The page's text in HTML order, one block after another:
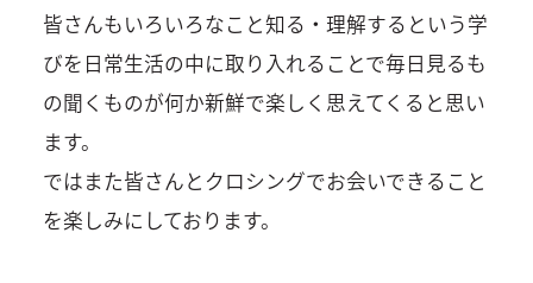
皆さんもいろいろなこと知る・理解するという学
びを日常生活の中に取り入れることで毎日見るも
の聞くものが何か新鮮で楽しく思えてくると思い
ます。
ではまた皆さんとクロシングでお会いできること
を楽しみにしております。